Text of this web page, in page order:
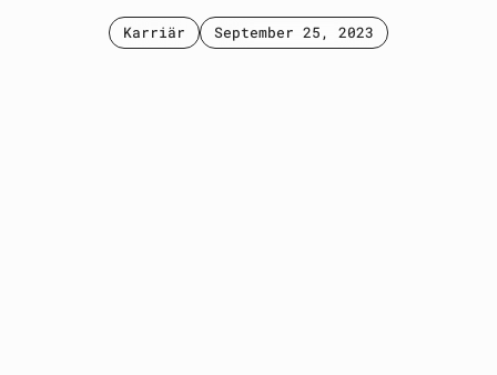
Karriär September 25, 2023